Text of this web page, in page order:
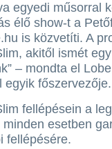
egyedi műsorral
élő show-t a
is közvetíti. A
akitől ismét
– mondta el
egyik főszervezője.
fellépésein a
minden esetben
fellépésére.